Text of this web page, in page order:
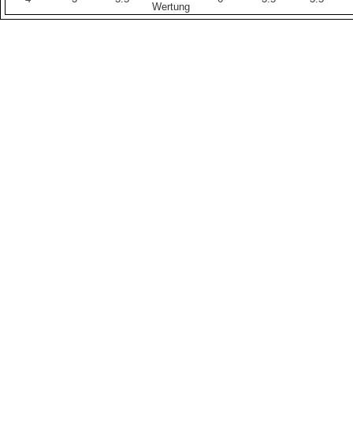
Wertung